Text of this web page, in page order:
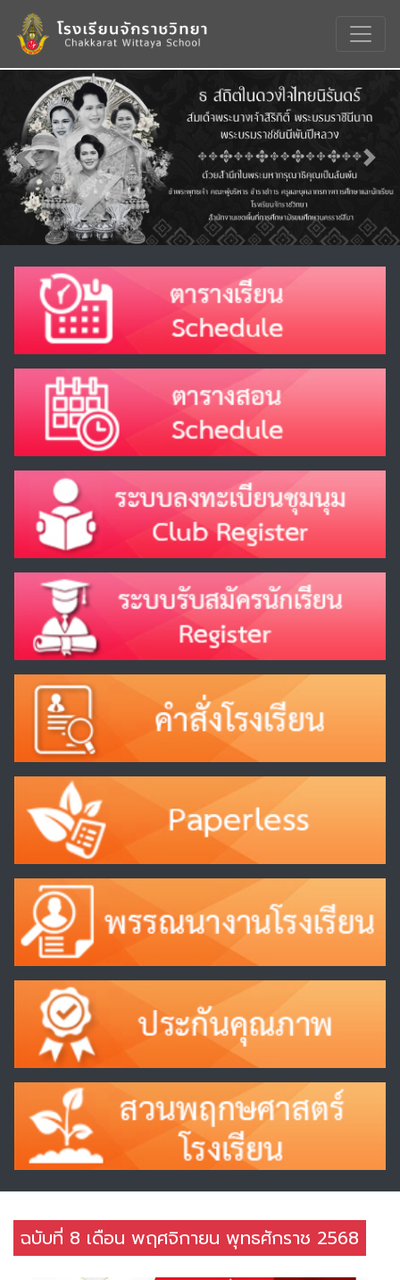
Previous Next
ฉบับที่ 8 เดือน พฤศจิกายน พุทธศักราช 2568